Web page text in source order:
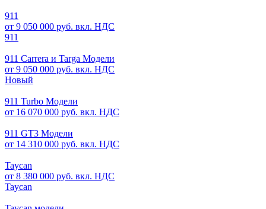
911
от 9 050 000 руб. вкл. НДС
911
911 Carrera и Targa Модели
от 9 050 000 руб. вкл. НДС
Новый
911 Turbo Модели
от 16 070 000 руб. вкл. НДС
911 GT3 Модели
от 14 310 000 руб. вкл. НДС
Taycan
от 8 380 000 руб. вкл. НДС
Taycan